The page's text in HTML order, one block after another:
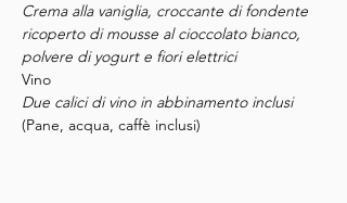
Crema alla vaniglia, croccante di fondente
ricoperto di mousse al cioccolato bianco,
polvere di yogurt e fiori elettrici
Vino
Due calici di vino in abbinamento inclusi
(Pane, acqua, caffè inclusi)